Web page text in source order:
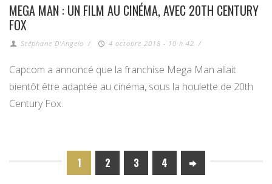
MEGA MAN : UN FILM AU CINÉMA, AVEC 20TH CENTURY
FOX
Stéphane D'Angelo / 4 octobre 2018 - 10 h 42 /
Capcom a annoncé que la franchise Mega Man allait
bientôt être adaptée au cinéma, sous la houlette de 20th
Century Fox.
1 2 3 4